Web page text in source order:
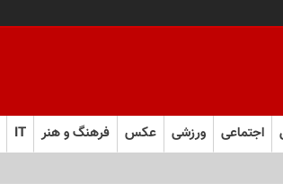
اجتماعی ورزشی عکس فرهنگ و هنر IT